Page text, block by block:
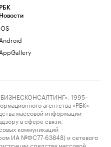
РБК
Новости
iOS
Android
AppGallery
1995–
агентства «РБК»
массовой информации
в сфере связи,
коммуникаций
ИА №ФС77-63848) и сетевого
средства массовой